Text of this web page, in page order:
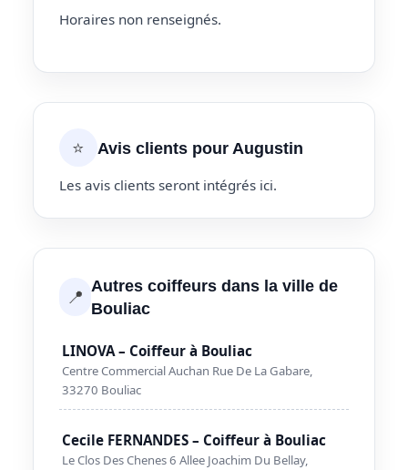
Horaires non renseignés.
⭐ Avis clients pour Augustin
Les avis clients seront intégrés ici.
📍 Autres coiffeurs dans la ville de
Bouliac
LINOVA – Coiffeur à Bouliac
Centre Commercial Auchan Rue De La Gabare,
33270 Bouliac
Cecile FERNANDES – Coiffeur à Bouliac
Le Clos Des Chenes 6 Allee Joachim Du Bellay,